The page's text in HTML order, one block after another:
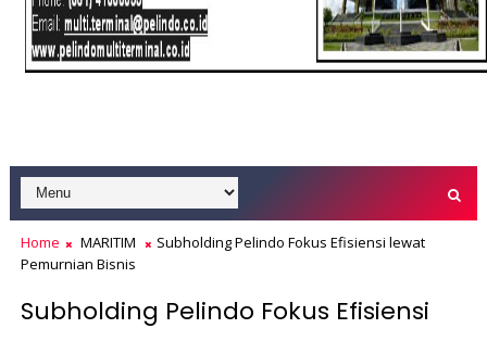
Home MARITIM
Subholding Pelindo Fokus Efisiensi lewat
Pemurnian Bisnis
Subholding Pelindo Fokus Efisiensi